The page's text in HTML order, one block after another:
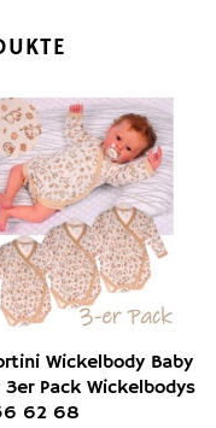
Wickelbody Baby
3er Pack Wickelbodys
62 68